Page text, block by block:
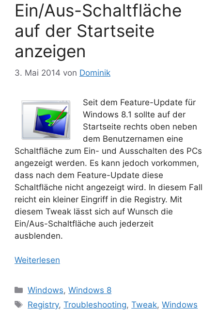
Ein/Aus-Schaltfläche
auf der Startseite
anzeigen
3. Mai 2014 von Dominik
Seit dem Feature-Update für
Windows 8.1 sollte auf der
Startseite rechts oben neben
dem Benutzernamen eine
Schaltfläche zum Ein- und Ausschalten des PCs
angezeigt werden. Es kann jedoch vorkommen,
dass nach dem Feature-Update diese
Schaltfläche nicht angezeigt wird. In diesem Fall
reicht ein kleiner Eingriff in die Registry. Mit
diesem Tweak lässt sich auf Wunsch die
Ein/Aus-Schaltfläche auch jederzeit
ausblenden.
Weiterlesen
Kategorien
Windows,Windows 8
Schlagwörter
Registry,Troubleshooting,Tweak,Windows